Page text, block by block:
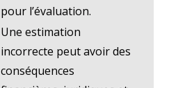
pour l’évaluation.
Une estimation
incorrecte peut avoir des
conséquences